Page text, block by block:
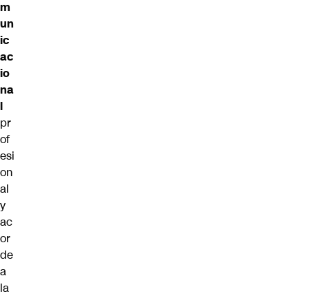
m
un
ic
ac
io
na
l
pr
of
esi
on
al
y
ac
or
de
a
la